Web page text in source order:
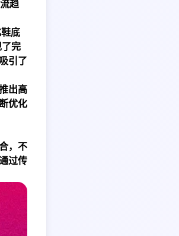
趋
底
完
引了
出高
优化
，不
过传